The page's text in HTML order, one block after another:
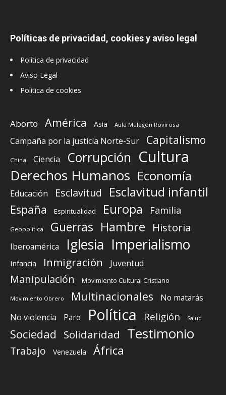
Políticas de privacidad, cookies y aviso legal
Política de privacidad
Aviso Legal
Política de cookies
Aborto América Asia Aula Malagón Rovirosa
Campaña por la justicia Norte-Sur Capitalismo
China Ciencia Corrupción Cultura
Derechos Humanos Economía
Educación Esclavitud Esclavitud infantil
España Espiritualidad Europa Familia
Geopolítica Guerras Hambre Historia
Iberoamérica Iglesia Imperialismo
Infancia Inmigración Juventud
Manipulación Movimiento Cultural Cristiano
Movimiento Obrero Multinacionales
No matarás
No violencia
Paro Política Religión Salud
Sociedad Solidaridad Testimonio
Trabajo Venezuela África